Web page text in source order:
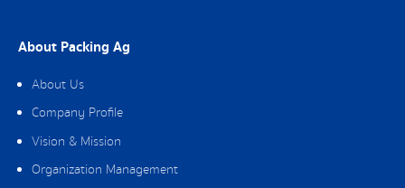
About Packing Ag
About Us
Company Profile
Vision & Mission
Organization Management